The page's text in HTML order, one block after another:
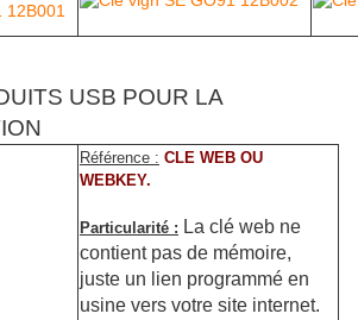
USB POUR LA
Référence : CLE WEB OU
WEBKEY.
Particularité : La clé web ne
contient pas de mémoire,
juste un lien programmé en
usine vers votre site internet.